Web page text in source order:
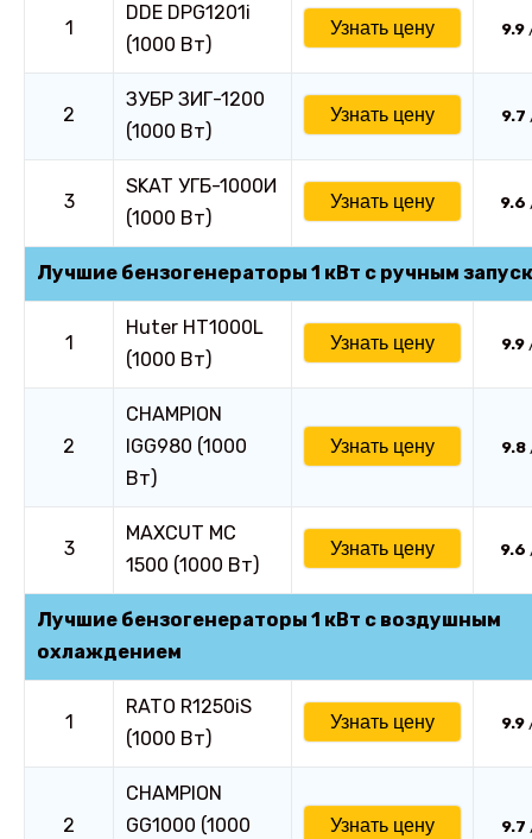
1
DDE DPG1201i
(1000 Вт)
Узнать цену 9.9
2
ЗУБР ЗИГ-1200
(1000 Вт)
Узнать цену 9.7
3
SKAT УГБ-1000И
(1000 Вт)
Узнать цену 9.6
Лучшие бензогенераторы 1 кВт с ручным
1
Huter HT1000L
(1000 Вт)
Узнать цену 9.9
2
CHAMPION
IGG980 (1000
Вт)
Узнать цену 9.8
3
MAXCUT MC
1500 (1000 Вт)
Узнать цену 9.6
Лучшие бензогенераторы 1 кВт с воздушным
охлаждением
1
RATO R1250iS
(1000 Вт)
Узнать цену 9.9
2
CHAMPION
GG1000 (1000
Узнать цену 9.7